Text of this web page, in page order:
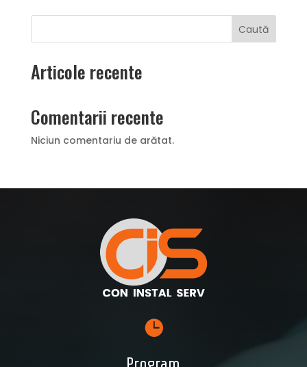
Caută
Articole recente
Comentarii recente
Niciun comentariu de arătat.
